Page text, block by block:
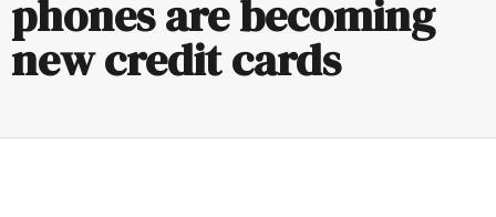
phones are becoming
new credit cards